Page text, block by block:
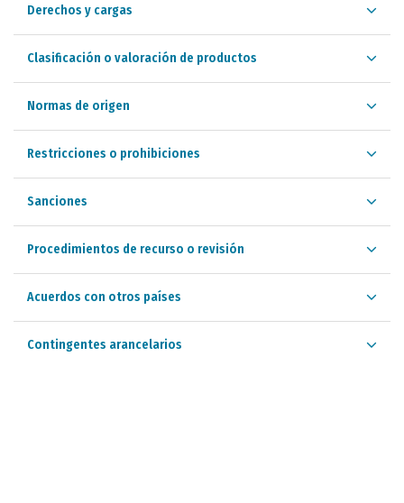
Derechos y cargas
Clasificación o valoración de productos
Normas de origen
Restricciones o prohibiciones
Sanciones
Procedimientos de recurso o revisión
Acuerdos con otros países
Contingentes arancelarios